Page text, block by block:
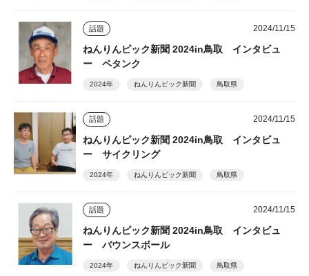
話題 2024/11/15
ねんりんピック新聞 2024in鳥取 インタビュ
ー ペタンク
2024年 ねんりんピック新聞 鳥取県
話題 2024/11/15
ねんりんピック新聞 2024in鳥取 インタビュ
ー サイクリング
2024年 ねんりんピック新聞 鳥取県
話題 2024/11/15
ねんりんピック新聞 2024in鳥取 インタビュ
ー バウンスボール
2024年 ねんりんピック新聞 鳥取県